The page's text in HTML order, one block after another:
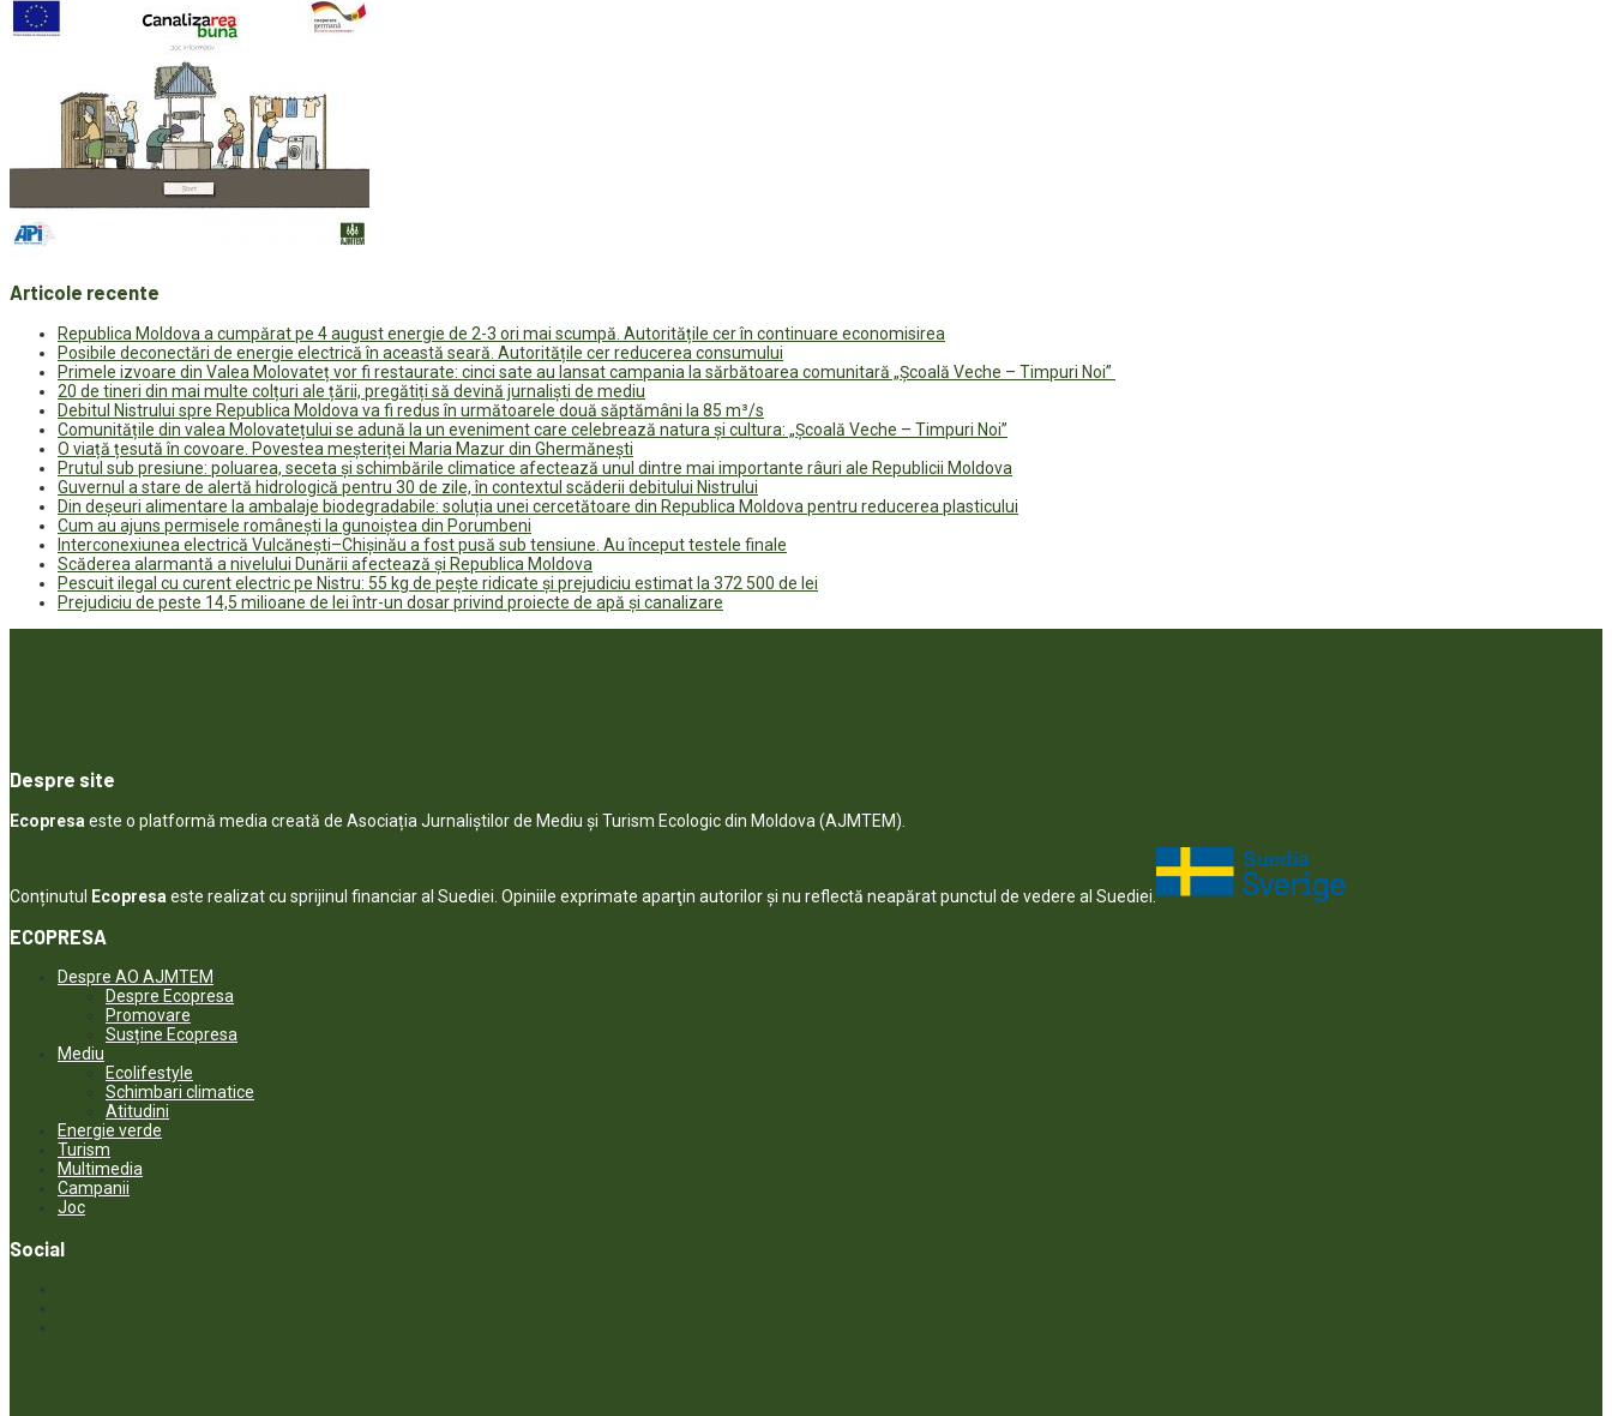
Articole recente
Republica Moldova a cumpărat pe 4 august energie de 2-3 ori mai scumpă. Autoritățile cer în continuare economisirea
Posibile deconectări de energie electrică în această seară. Autoritățile cer reducerea consumului
Primele izvoare din Valea Molovateț vor fi restaurate: cinci sate au lansat campania la sărbătoarea comunitară „Școală Veche – Timpuri Noi”
20 de tineri din mai multe colțuri ale țării, pregătiți să devină jurnaliști de mediu
Debitul Nistrului spre Republica Moldova va fi redus în următoarele două săptămâni la 85 m³/s
Comunitățile din valea Molovatețului se adună la un eveniment care celebrează natura și cultura: „Școală Veche – Timpuri Noi”
O viață țesută în covoare. Povestea meșteriței Maria Mazur din Ghermănești
Prutul sub presiune: poluarea, seceta și schimbările climatice afectează unul dintre mai importante râuri ale Republicii Moldova
Guvernul a stare de alertă hidrologică pentru 30 de zile, în contextul scăderii debitului Nistrului
Din deșeuri alimentare la ambalaje biodegradabile: soluția unei cercetătoare din Republica Moldova pentru reducerea plasticului
Cum au ajuns permisele românești la gunoiștea din Porumbeni
Interconexiunea electrică Vulcănești–Chișinău a fost pusă sub tensiune. Au început testele finale
Scăderea alarmantă a nivelului Dunării afectează și Republica Moldova
Pescuit ilegal cu curent electric pe Nistru: 55 kg de pește ridicate și prejudiciu estimat la 372 500 de lei
Prejudiciu de peste 14,5 milioane de lei într-un dosar privind proiecte de apă și canalizare
Despre site
Ecopresa este o platformă media creată de Asociația Jurnaliștilor de Mediu și Turism Ecologic din Moldova (AJMTEM).
Conținutul Ecopresa este realizat cu sprijinul financiar al Suediei. Opiniile exprimate aparţin autorilor şi nu reflectă neapărat punctul de vedere al Suediei.
ECOPRESA
Despre AO AJMTEM
Despre Ecopresa
Promovare
Susține Ecopresa
Mediu
Ecolifestyle
Schimbari climatice
Atitudini
Energie verde
Turism
Multimedia
Campanii
Joc
Social